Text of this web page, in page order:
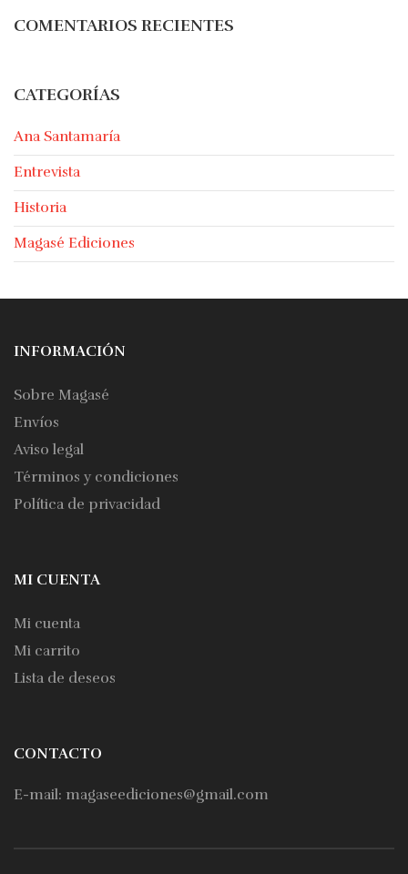
COMENTARIOS RECIENTES
CATEGORÍAS
Ana Santamaría
Entrevista
Historia
Magasé Ediciones
INFORMACIÓN
Sobre Magasé
Envíos
Aviso legal
Términos y condiciones
Política de privacidad
MI CUENTA
Mi cuenta
Mi carrito
Lista de deseos
CONTACTO
E-mail: magaseediciones@gmail.com